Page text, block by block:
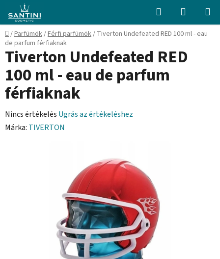
fő
tartalomhoz
Keresés KOSÁR
Kezdőlap
/Parfümök/Férfi parfümök/ Tiverton Undefeated RED 100 ml - eau
de parfum férfiaknak
Tiverton Undefeated RED
100 ml - eau de parfum
férfiaknak
A
termék
Nincs értékelés Ugrás az értékeléshez
Márka: TIVERTON